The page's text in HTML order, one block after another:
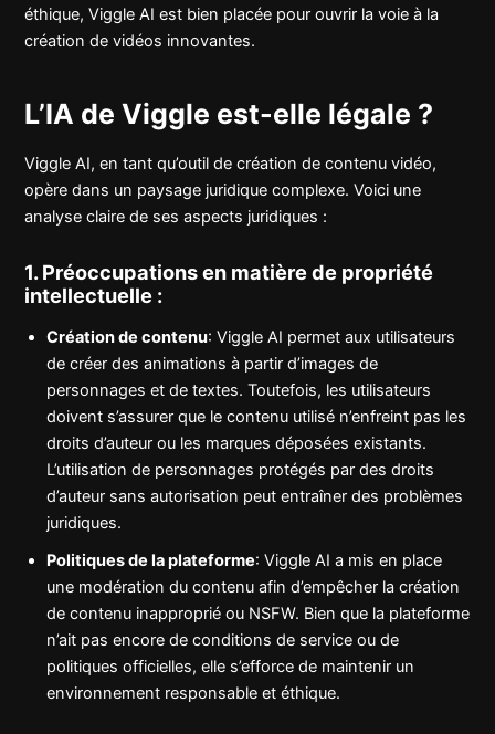
éthique, Viggle AI est bien placée pour ouvrir la voie à la
création de vidéos innovantes.
L’IA de Viggle est-elle légale ?
Viggle AI, en tant qu’outil de création de contenu vidéo,
opère dans un paysage juridique complexe. Voici une
analyse claire de ses aspects juridiques :
1. Préoccupations en matière de propriété
intellectuelle :
Création de contenu: Viggle AI permet aux utilisateurs
de créer des animations à partir d’images de
personnages et de textes. Toutefois, les utilisateurs
doivent s’assurer que le contenu utilisé n’enfreint pas les
droits d’auteur ou les marques déposées existants.
L’utilisation de personnages protégés par des droits
d’auteur sans autorisation peut entraîner des problèmes
juridiques.
Politiques de la plateforme: Viggle AI a mis en place
une modération du contenu afin d’empêcher la création
de contenu inapproprié ou NSFW. Bien que la plateforme
n’ait pas encore de conditions de service ou de
politiques officielles, elle s’efforce de maintenir un
environnement responsable et éthique.